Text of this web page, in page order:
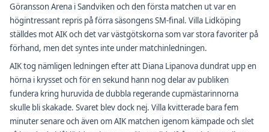
Göransson Arena i Sandviken och den första matchen ut var en
högintressant repris på förra säsongens SM-final. Villa Lidköping
ställdes mot AIK och det var västgötskorna som var stora favoriter på
förhand, men det syntes inte under matchinledningen.
AIK tog nämligen ledningen efter att Diana Lipanova dundrat upp en
hörna i krysset och för en sekund hann nog delar av publiken
fundera kring huruvida de dubbla regerande cupmästarinnorna
skulle bli skakade. Svaret blev dock nej. Villa kvitterade bara fem
minuter senare och även om AIK matchen igenom kämpade och slet